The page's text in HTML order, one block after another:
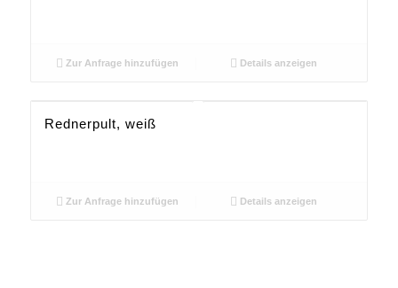
Zur Anfrage hinzufügen Details anzeigen
Rednerpult, weiß
Zur Anfrage hinzufügen Details anzeigen